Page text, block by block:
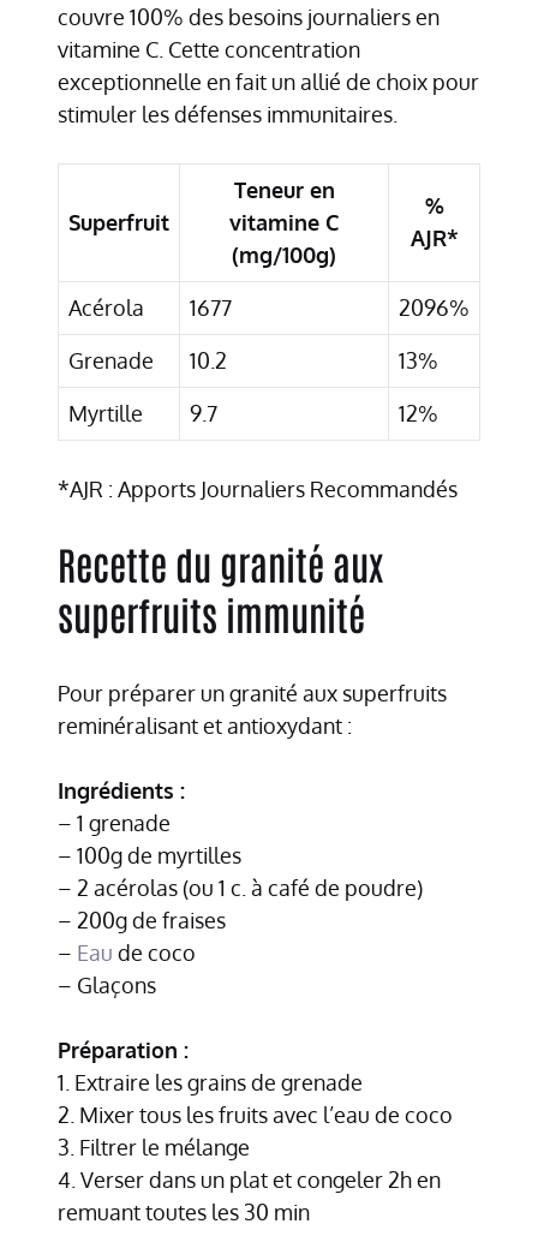
couvre 100% des besoins journaliers en
vitamine C. Cette concentration
exceptionnelle en fait un allié de choix pour
stimuler les défenses immunitaires.
Superfruit
Teneur en
vitamine C
(mg/100g)
%
AJR*
Acérola 1677
2096%
Grenade
10.2
13%
Myrtille
9.7 12%
*AJR : Apports Journaliers Recommandés
Recette du granité aux
superfruits immunité
Pour préparer un granité aux superfruits
reminéralisant et antioxydant :
Ingrédients :
– 1 grenade
– 100g de myrtilles
– 2 acérolas (ou 1 c. à café de poudre)
– 200g de fraises
– Eau de coco
– Glaçons
Préparation :
1. Extraire les grains de grenade
2. Mixer tous les fruits avec l’eau de coco
3. Filtrer le mélange
4. Verser dans un plat et congeler 2h en
remuant toutes les 30 min